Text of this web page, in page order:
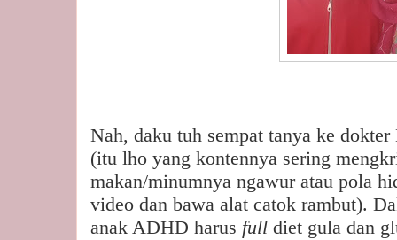
Nah, daku tuh sempat tanya ke
(itu lho yang kontennya sering
makan/minumnya ngawur atau pola
video dan bawa alat catok rambut).
anak ADHD harus full diet gula dan